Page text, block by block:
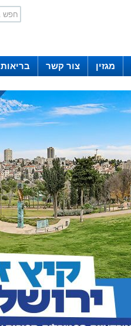
מגזין צור קשר בריאות